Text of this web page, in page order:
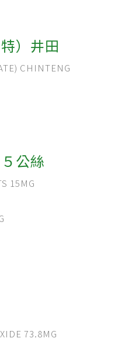
）井田
CHINTENG
公絲
15MG
73.8MG